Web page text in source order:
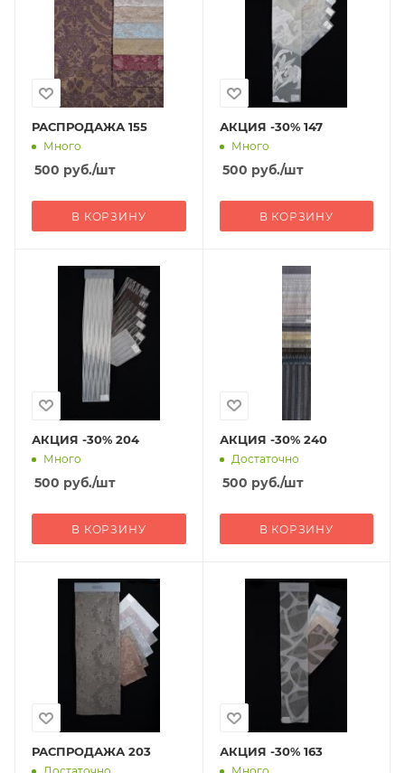
РАСПРОДАЖА 155
Много
500 руб./шт
В КОРЗИНУ
АКЦИЯ -30% 147
Много
500 руб./шт
В КОРЗИНУ
АКЦИЯ -30% 204
Много
500 руб./шт
В КОРЗИНУ
АКЦИЯ -30% 240
Достаточно
500 руб./шт
В КОРЗИНУ
РАСПРОДАЖА 203 АКЦИЯ -30% 163